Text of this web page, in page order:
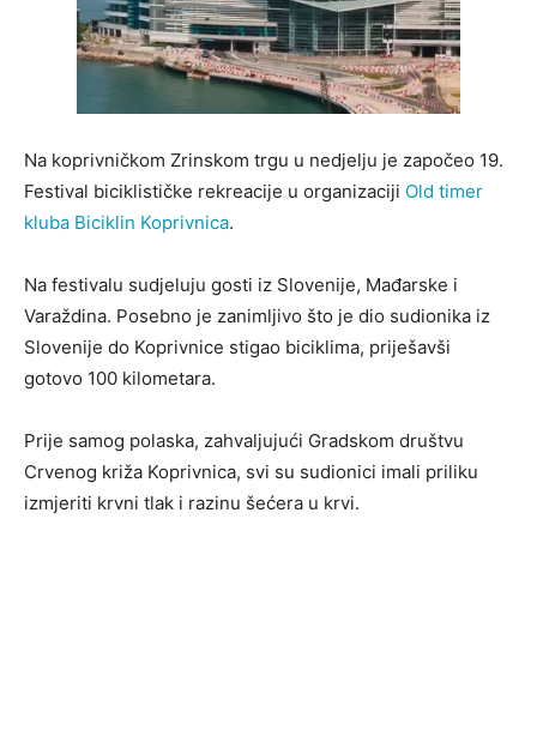
Na koprivničkom Zrinskom trgu u nedjelju je započeo 19.
Festival biciklističke rekreacije u organizaciji Old timer
kluba Biciklin Koprivnica.
Na festivalu sudjeluju gosti iz Slovenije, Mađarske i
Varaždina. Posebno je zanimljivo što je dio sudionika iz
Slovenije do Koprivnice stigao biciklima, priješavši
gotovo 100 kilometara.
Prije samog polaska, zahvaljujući Gradskom društvu
Crvenog križa Koprivnica, svi su sudionici imali priliku
izmjeriti krvni tlak i razinu šećera u krvi.